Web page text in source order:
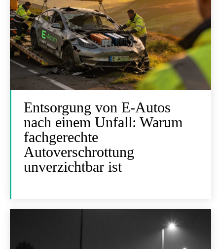
Entsorgung von E-Autos
nach einem Unfall: Warum
fachgerechte
Autoverschrottung
unverzichtbar ist